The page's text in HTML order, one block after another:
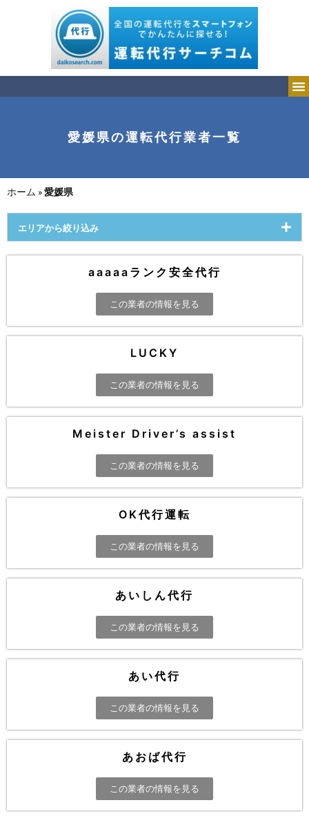
愛媛県の運転代行業者一覧
ホーム »愛媛県
エリアから絞り込み
aaaaaランク安全代行
この業者の情報を見る
LUCKY
この業者の情報を見る
Meister Driver’s assist
この業者の情報を見る
OK代行運転
この業者の情報を見る
あいしん代行
この業者の情報を見る
あい代行
この業者の情報を見る
あおば代行
この業者の情報を見る